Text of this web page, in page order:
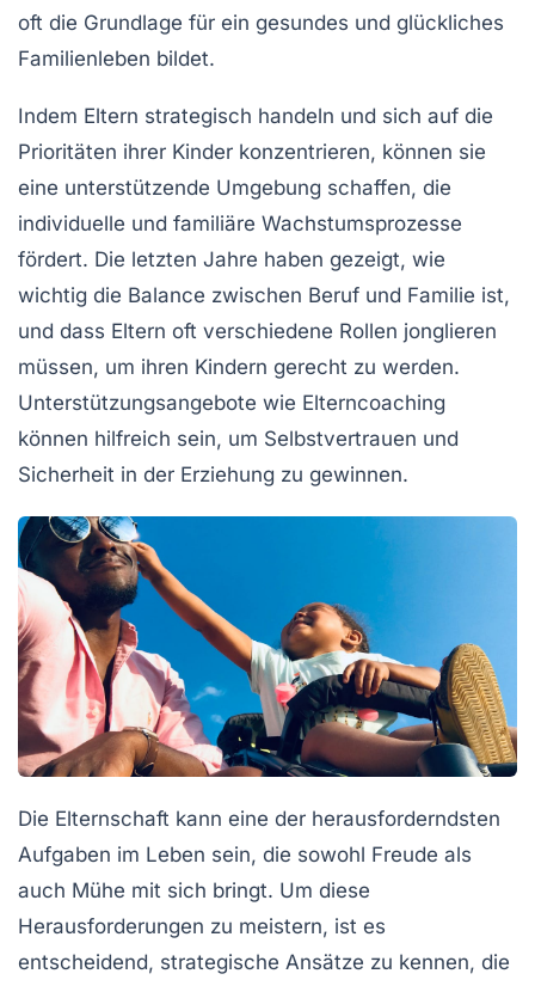
oft die Grundlage für ein gesundes und glückliches
Familienleben bildet.
Indem Eltern strategisch handeln und sich auf die
Prioritäten ihrer Kinder konzentrieren, können sie
eine unterstützende Umgebung schaffen, die
individuelle und familiäre Wachstumsprozesse
fördert. Die letzten Jahre haben gezeigt, wie
wichtig die Balance zwischen Beruf und Familie ist,
und dass Eltern oft verschiedene Rollen jonglieren
müssen, um ihren Kindern gerecht zu werden.
Unterstützungsangebote wie Elterncoaching
können hilfreich sein, um Selbstvertrauen und
Sicherheit in der Erziehung zu gewinnen.
Die Elternschaft kann eine der herausforderndsten
Aufgaben im Leben sein, die sowohl Freude als
auch Mühe mit sich bringt. Um diese
Herausforderungen zu meistern, ist es
entscheidend, strategische Ansätze zu kennen, die